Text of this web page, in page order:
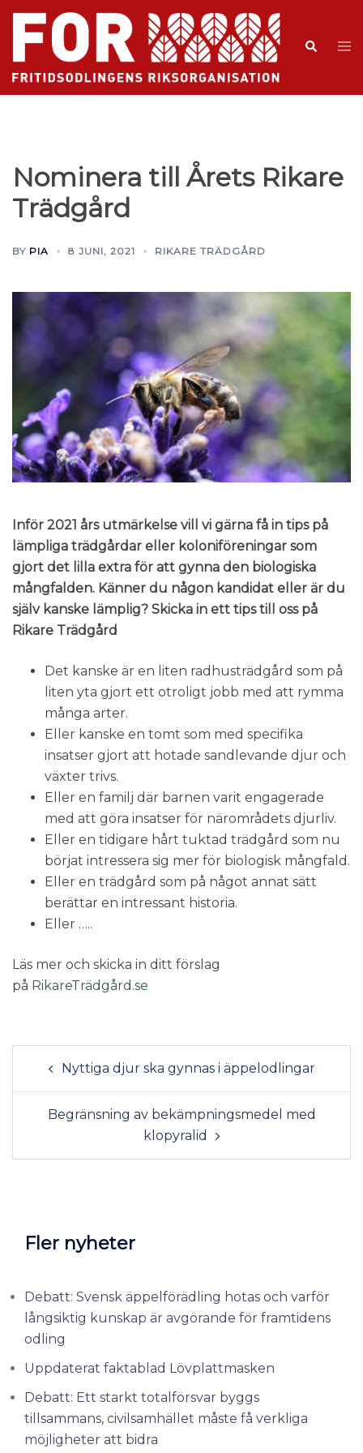
Nominera till Årets Rikare
Trädgård
BY PIA 8 JUNI, 2021 RIKARE TRÄDGÅRD
Inför 2021 års utmärkelse vill vi gärna få in tips på
lämpliga trädgårdar eller koloniföreningar som
gjort det lilla extra för att gynna den biologiska
mångfalden. Känner du någon kandidat eller är du
själv kanske lämplig? Skicka in ett tips till oss på
Rikare Trädgård
Det kanske är en liten radhusträdgård som på
liten yta gjort ett otroligt jobb med att rymma
många arter.
Eller kanske en tomt som med specifika
insatser gjort att hotade sandlevande djur och
växter trivs.
Eller en familj där barnen varit engagerade
med att göra insatser för närområdets djurliv.
Eller en tidigare hårt tuktad trädgård som nu
börjat intressera sig mer för biologisk mångfald.
Eller en trädgård som på något annat sätt
berättar en intressant historia.
Eller …..
Läs mer och skicka in ditt förslag
på RikareTrädgård.se
Nyttiga djur ska gynnas i äppelodlingar
Begränsning av bekämpningsmedel med
klopyralid
Fler nyheter
Debatt: Svensk äppelförädling hotas och varför
långsiktig kunskap är avgörande för framtidens
odling
Uppdaterat faktablad Lövplattmasken
Debatt: Ett starkt totalförsvar byggs
tillsammans, civilsamhället måste få verkliga
möjligheter att bidra